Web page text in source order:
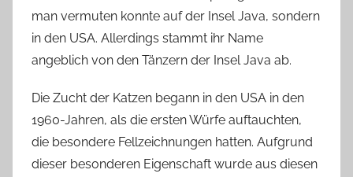
man vermuten konnte auf der Insel Java, sondern
in den USA. Allerdings stammt ihr Name
angeblich von den Tänzern der Insel Java ab.
Die Zucht der Katzen begann in den USA in den
1960-Jahren, als die ersten Würfe auftauchten,
die besondere Fellzeichnungen hatten. Aufgrund
dieser besonderen Eigenschaft wurde aus diesen